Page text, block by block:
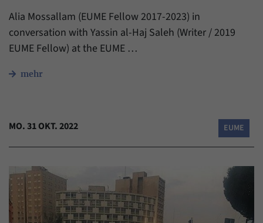
Alia Mossallam (EUME Fellow 2017-2023) in
conversation with Yassin al-Haj Saleh (Writer / 2019
EUME Fellow) at the EUME …
mehr
MO. 31 OKT. 2022 EUME